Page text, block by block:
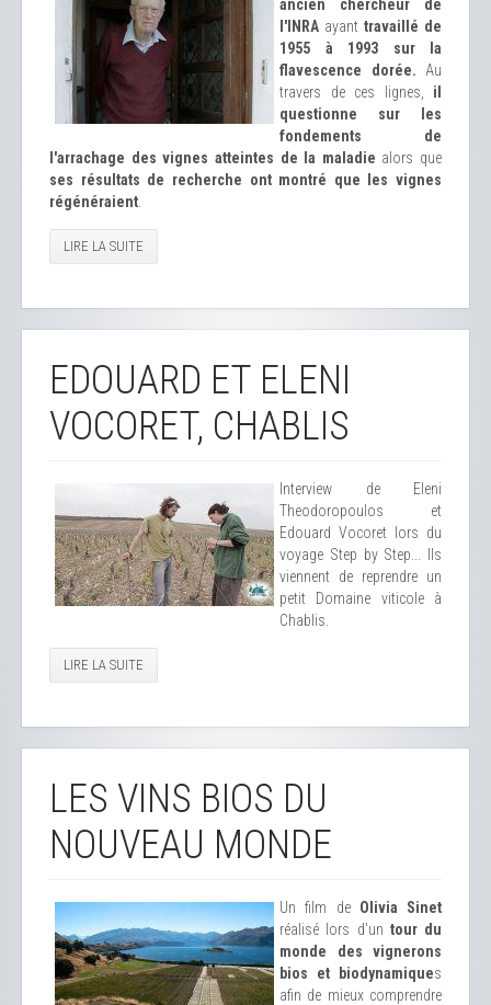
ancien chercheur de
l'INRA ayant travaillé de
1955 à 1993 sur la
flavescence dorée. Au
travers de ces lignes, il
questionne sur les
fondements de
l'arrachage des vignes atteintes de la maladie alors que
ses résultats de recherche ont montré que les vignes
régénéraient
LIRE LA SUITE
EDOUARD ET ELENI
VOCORET, CHABLIS
Interview de Eleni
Theodoropoulos et
Edouard Vocoret lors du
voyage Step by Step... Ils
viennent de reprendre un
petit Domaine viticole à
Chablis.
LIRE LA SUITE
LES VINS BIOS DU
NOUVEAU MONDE
Un film de Olivia Sinet
réalisé lors d'un tour du
monde des vignerons
bios et biodynamiques
afin de mieux comprendre